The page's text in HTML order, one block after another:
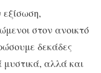
στον ανοικτό
δεκάδες
αλλά και